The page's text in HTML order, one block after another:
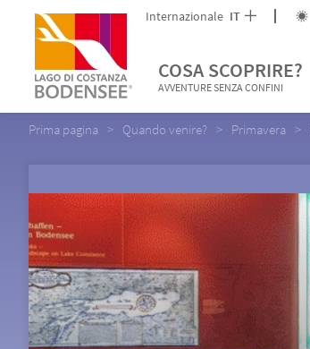
Internazionale IT
COSA SCOPRIRE?
AVVENTURE SENZA CONFINI
Prima pagina Quando venire? Primavera